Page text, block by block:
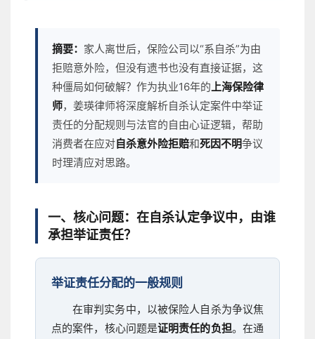
摘要： 家人离世后，保险公司以“系自杀”为由
拒赔意外险，但没有遗书也没有直接证据，这
种僵局如何破解？作为执业16年的上海保险律
师，姜瑛律师将深度解析自杀认定案件中举证
责任的分配规则与法官的自由心证逻辑，帮助
消费者在应对自杀意外险拒赔和死因不明争议
时理清应对思路。
一、核心问题：在自杀认定争议中，由谁
承担举证责任？
举证责任分配的一般规则
在审判实务中，以被保险人自杀为争议焦
点的案件，核心问题是证明责任的负担。在通